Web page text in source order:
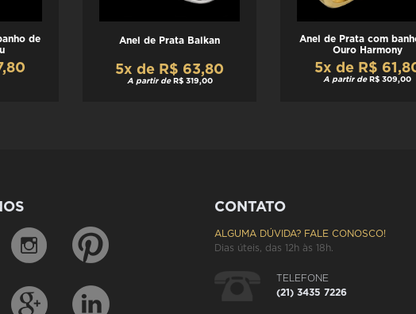
de
Anel de Prata Balkan
5x de R$ 63,80
A partir de R$ 319,00
Anel de Prata com
Ouro Harmony
5x de R$
A partir de R$ 309,00
CONTATO
ALGUMA DÚVIDA? FALE CONOSCO!
Dias úteis, das 12h às 18h.
TELEFONE
(21) 3435 7226